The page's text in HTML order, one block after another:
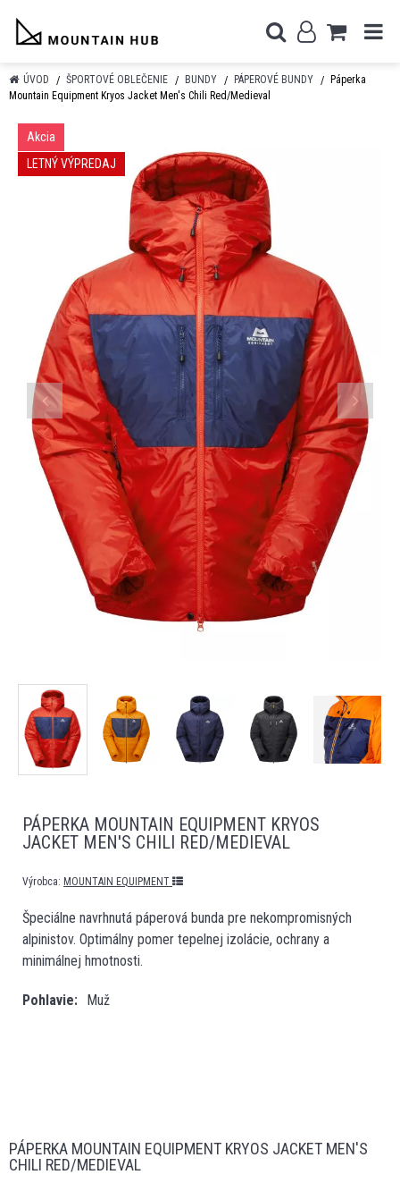
ÚVOD ŠPORTOVÉ OBLEČENIE BUNDY PÁPEROVÉ BUNDY
Páperka
Mountain Equipment Kryos Jacket Men's Chili Red/Medieval
Akcia
LETNÝ VÝPREDAJ
PÁPERKA MOUNTAIN EQUIPMENT KRYOS
JACKET MEN'S CHILI RED/MEDIEVAL
Výrobca: MOUNTAIN EQUIPMENT
Špeciálne navrhnutá páperová bunda pre nekompromisných
alpinistov. Optimálny pomer tepelnej izolácie, ochrany a
minimálnej hmotnosti.
Pohlavie Muž
PÁPERKA MOUNTAIN EQUIPMENT KRYOS JACKET MEN'S
CHILI RED/MEDIEVAL